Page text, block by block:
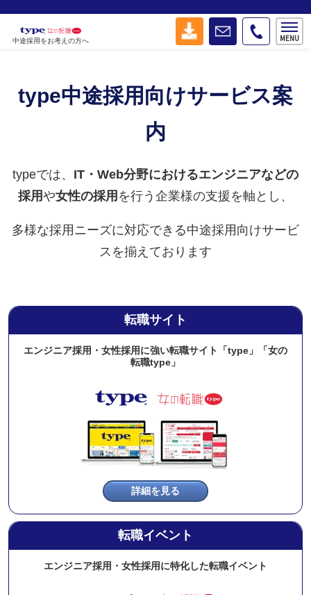
中途採用をお考えの方へ
type中途採用向けサービス案
内
typeでは、 IT・Web分野におけるエンジニアなどの
採用や女性の採用 を行う企業様の支援を軸とし、
多様な採用ニーズに対応できる中途採用向けサービ
スを揃えております
転職サイト
エンジニア採用・女性採用に強い転職サイト「type」「女の
転職type」
詳細を見る
転職イベント
エンジニア採用・女性採用に特化した転職イベント